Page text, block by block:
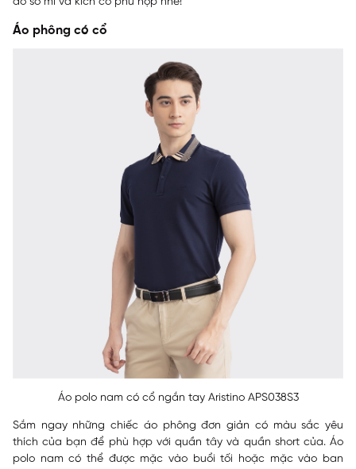
Áo phông có cổ
Áo polo nam có cổ ngắn tay Aristino APS038S3
Sắm ngay những chiếc áo phông đơn giản có màu sắc yêu
thích của bạn để phù hợp với quần tây và quần short của. Áo
polo nam có thể được mặc vào buổi tối hoặc mặc vào ban